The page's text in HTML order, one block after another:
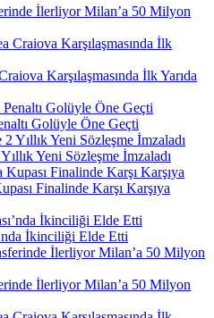
İlerliyor Milan’a 50 Milyon
Karşılaşmasında İlk Yarıda
Golüyle Öne Geçti
Yeni Sözleşme İmzaladı
Finalinde Karşı Karşıya
İkinciliği Elde Etti
İlerliyor Milan’a 50 Milyon